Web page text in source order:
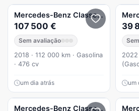
Mercedes-Benz Classe GLC G 63
107 500 €
Sem avaliação
2018 · 112 000 km · Gasolina
· 476 cv
um dia atrás
39
2022
um
Mercedes-Benz Classe GLC GLC